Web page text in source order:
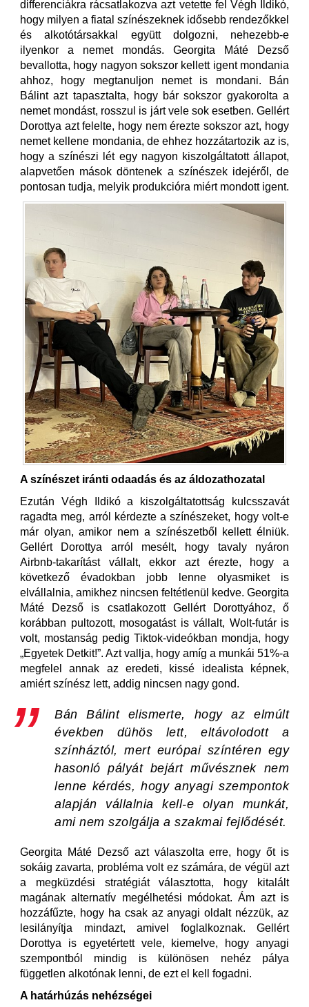
differenciákra rácsatlakozva azt vetette fel Végh Ildikó,
hogy milyen a fiatal színészeknek idősebb rendezőkkel
és alkotótársakkal együtt dolgozni, nehezebb-e
ilyenkor a nemet mondás. Georgita Máté Dezső
bevallotta, hogy nagyon sokszor kellett igent mondania
ahhoz, hogy megtanuljon nemet is mondani. Bán
Bálint azt tapasztalta, hogy bár sokszor gyakorolta a
nemet mondást, rosszul is járt vele sok esetben. Gellért
Dorottya azt felelte, hogy nem érezte sokszor azt, hogy
nemet kellene mondania, de ehhez hozzátartozik az is,
hogy a színészi lét egy nagyon kiszolgáltatott állapot,
alapvetően mások döntenek a színészek idejéről, de
pontosan tudja, melyik produkcióra miért mondott igent.
A színészet iránti odaadás és az áldozathozatal
Ezután Végh Ildikó a kiszolgáltatottság kulcsszavát
ragadta meg, arról kérdezte a színészeket, hogy volt-e
már olyan, amikor nem a színészetből kellett élniük.
Gellért Dorottya arról mesélt, hogy tavaly nyáron
Airbnb-takarítást vállalt, ekkor azt érezte, hogy a
következő évadokban jobb lenne olyasmiket is
elvállalnia, amikhez nincsen feltétlenül kedve. Georgita
Máté Dezső is csatlakozott Gellért Dorottyához, ő
korábban pultozott, mosogatást is vállalt, Wolt-futár is
volt, mostanság pedig Tiktok-videókban mondja, hogy
„Egyetek Detkit!”. Azt vallja, hogy amíg a munkái 51%-a
megfelel annak az eredeti, kissé idealista képnek,
amiért színész lett, addig nincsen nagy gond.
Bán Bálint elismerte, hogy az elmúlt
években dühös lett, eltávolodott a
színháztól, mert európai színtéren egy
hasonló pályát bejárt művésznek nem
lenne kérdés, hogy anyagi szempontok
alapján vállalnia kell-e olyan munkát,
ami nem szolgálja a szakmai fejlődését.
Georgita Máté Dezső azt válaszolta erre, hogy őt is
sokáig zavarta, probléma volt ez számára, de végül azt
a megküzdési stratégiát választotta, hogy kitalált
magának alternatív megélhetési módokat. Ám azt is
hozzáfűzte, hogy ha csak az anyagi oldalt nézzük, az
lesilányítja mindazt, amivel foglalkoznak. Gellért
Dorottya is egyetértett vele, kiemelve, hogy anyagi
szempontból mindig is különösen nehéz pálya
független alkotónak lenni, de ezt el kell fogadni.
A határhúzás nehézségei